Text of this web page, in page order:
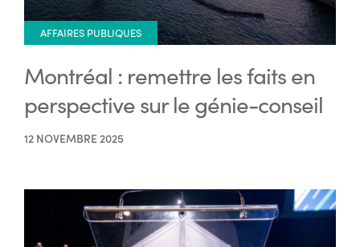
AFFAIRES PUBLIQUES
Montréal : remettre les faits en
perspective sur le génie-conseil
12 NOVEMBRE 2025